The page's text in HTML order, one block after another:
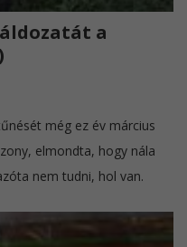
a
még ez év március
elmondta, hogy nála
nem tudni, hol van.